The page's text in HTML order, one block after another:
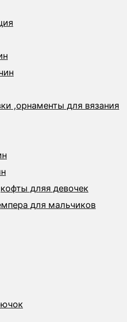
,орнаменты для вязания
дляя девочек
для мальчиков